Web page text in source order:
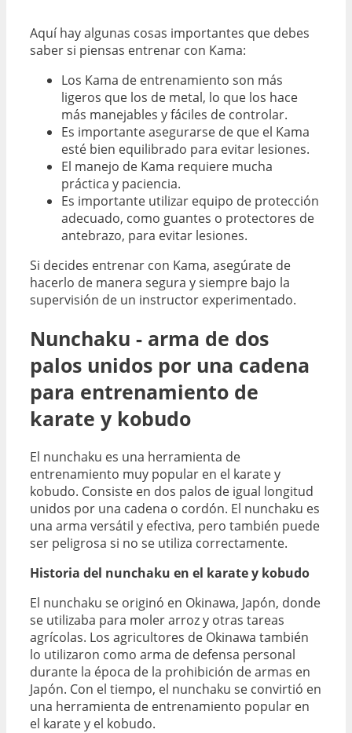
Aquí hay algunas cosas importantes que debes
saber si piensas entrenar con Kama:
Los Kama de entrenamiento son más
ligeros que los de metal, lo que los hace
más manejables y fáciles de controlar.
Es importante asegurarse de que el Kama
esté bien equilibrado para evitar lesiones.
El manejo de Kama requiere mucha
práctica y paciencia.
Es importante utilizar equipo de protección
adecuado, como guantes o protectores de
antebrazo, para evitar lesiones.
Si decides entrenar con Kama, asegúrate de
hacerlo de manera segura y siempre bajo la
supervisión de un instructor experimentado.
Nunchaku - arma de dos
palos unidos por una cadena
para entrenamiento de
karate y kobudo
El nunchaku es una herramienta de
entrenamiento muy popular en el karate y
kobudo. Consiste en dos palos de igual longitud
unidos por una cadena o cordón. El nunchaku es
una arma versátil y efectiva, pero también puede
ser peligrosa si no se utiliza correctamente.
Historia del nunchaku en el karate y kobudo
El nunchaku se originó en Okinawa, Japón, donde
se utilizaba para moler arroz y otras tareas
agrícolas. Los agricultores de Okinawa también
lo utilizaron como arma de defensa personal
durante la época de la prohibición de armas en
Japón. Con el tiempo, el nunchaku se convirtió en
una herramienta de entrenamiento popular en
el karate y el kobudo.